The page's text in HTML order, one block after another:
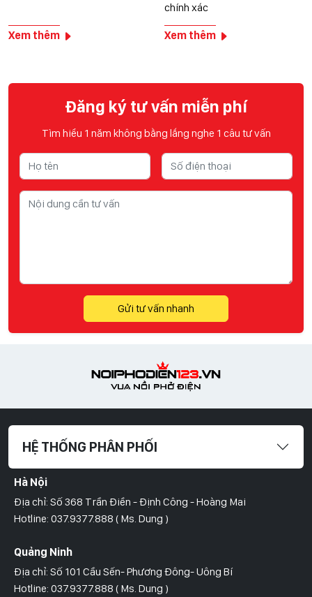
Xem thêm
chính xác
Xem thêm
Đăng ký tư vấn miễn phí
Tìm hiểu 1 năm không bằng lắng nghe 1 câu tư vấn
Gửi tư vấn nhanh
HỆ THỐNG PHÂN PHỐI
Hà Nội
Địa chỉ: Số 368 Trần Điền - Định Công - Hoàng Mai
Hotline: 037.9377.888 ( Ms. Dung )
Quảng Ninh
Địa chỉ: Số 101 Cầu Sến- Phương Đông- Uông Bí
Hotline: 037.9377.888 ( Ms. Dung )